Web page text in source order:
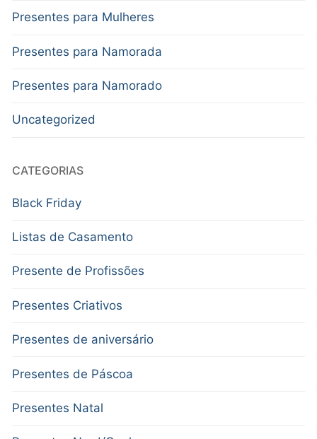
Presentes para Mulheres
Presentes para Namorada
Presentes para Namorado
Uncategorized
CATEGORIAS
Black Friday
Listas de Casamento
Presente de Profissões
Presentes Criativos
Presentes de aniversário
Presentes de Páscoa
Presentes Natal